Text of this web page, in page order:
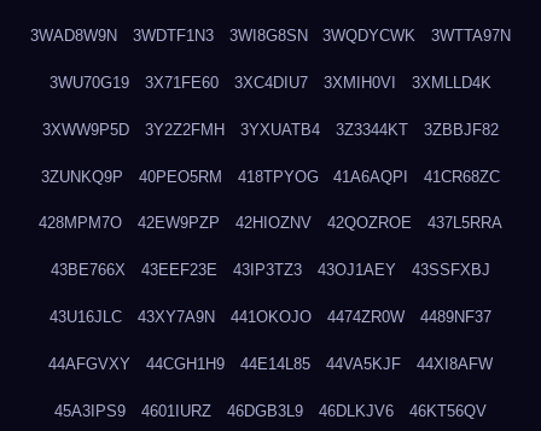
3WAD8W9N 3WDTF1N3 3WI8G8SN 3WQDYCWK 3WTTA97N
3WU70G19 3X71FE60 3XC4DIU7 3XMIH0VI 3XMLLD4K
3XWW9P5D 3Y2Z2FMH 3YXUATB4 3Z3344KT 3ZBBJF82
3ZUNKQ9P 40PEO5RM 418TPYOG 41A6AQPI 41CR68ZC
428MPM7O 42EW9PZP 42HIOZNV 42QOZROE 437L5RRA
43BE766X 43EEF23E 43IP3TZ3 43OJ1AEY 43SSFXBJ
43U16JLC 43XY7A9N 441OKOJO 4474ZR0W 4489NF37
44AFGVXY 44CGH1H9 44E14L85 44VA5KJF 44XI8AFW
45A3IPS9 4601IURZ 46DGB3L9 46DLKJV6 46KT56QV